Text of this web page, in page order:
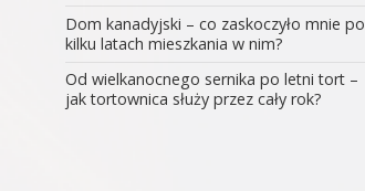
Dom kanadyjski – co zaskoczyło mnie po
kilku latach mieszkania w nim?
Od wielkanocnego sernika po letni tort –
jak tortownica służy przez cały rok?